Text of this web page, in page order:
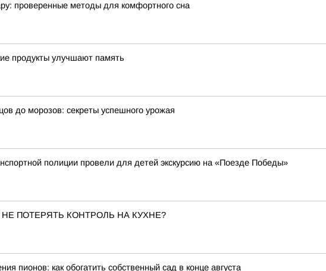
проверенные методы для комфортного сна
продукты улучшают память
до морозов: секреты успешного урожая
полиции провели для детей экскурсию на «Поезде Победы»
ПОТЕРЯТЬ КОНТРОЛЬ НА КУХНЕ?
пионов: как обогатить собственный сад в конце августа